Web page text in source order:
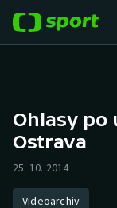
Hokej
Ohlasy po
Ostrava
25. 10. 2014
Videoarchiv